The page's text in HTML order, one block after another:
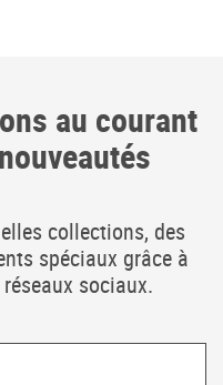
au courant
collections, des
spéciaux grâce à
sociaux.